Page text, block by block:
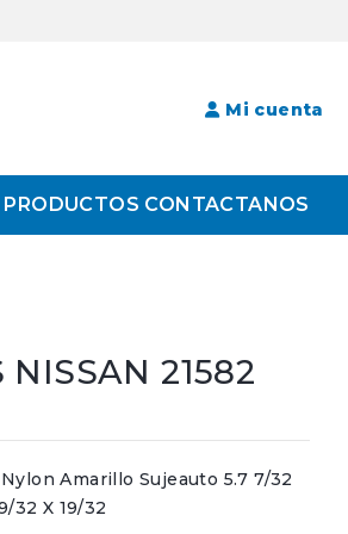
Mi cuenta
PRODUCTOS CONTACTANOS
21582
Amarillo Sujeauto 5.7 7/32
32 X 19/32